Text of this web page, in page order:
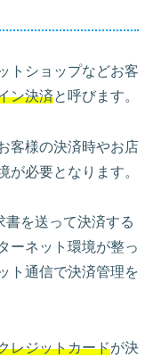
トショップなどお客
ン決済と呼びます。
客様の決済時やお店
が必要となります。
書を送って決済する
ーネット環境が整っ
ト通信で決済管理を
レジットカードが決